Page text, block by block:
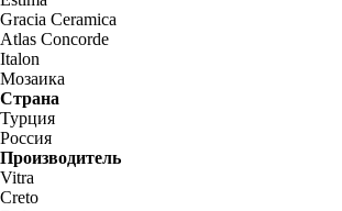
Gracia Ceramica
Atlas Concorde
Italon
Мозаика
Страна
Турция
Россия
Производитель
Vitra
Creto